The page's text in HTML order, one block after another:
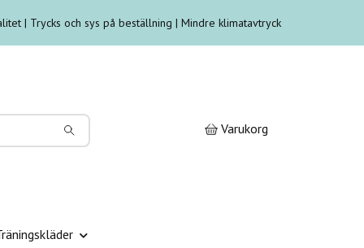
| Trycks och sys på beställning | Mindre klimatavtryck
Varukorg